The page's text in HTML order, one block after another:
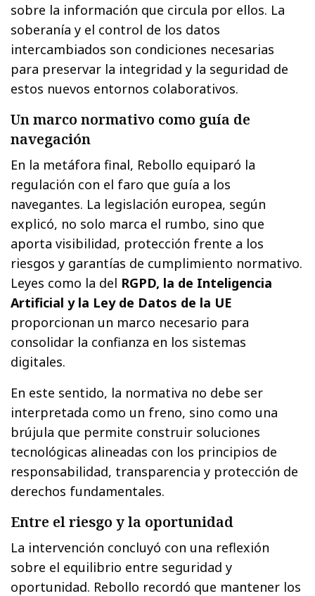
sobre la información que circula por ellos. La
soberanía y el control de los datos
intercambiados son condiciones necesarias
para preservar la integridad y la seguridad de
estos nuevos entornos colaborativos.
Un marco normativo como guía de
navegación
En la metáfora final, Rebollo equiparó la
regulación con el faro que guía a los
navegantes. La legislación europea, según
explicó, no solo marca el rumbo, sino que
aporta visibilidad, protección frente a los
riesgos y garantías de cumplimiento normativo.
Leyes como la del RGPD, la de Inteligencia
Artificial y la Ley de Datos de la UE
proporcionan un marco necesario para
consolidar la confianza en los sistemas
digitales.
En este sentido, la normativa no debe ser
interpretada como un freno, sino como una
brújula que permite construir soluciones
tecnológicas alineadas con los principios de
responsabilidad, transparencia y protección de
derechos fundamentales.
Entre el riesgo y la oportunidad
La intervención concluyó con una reflexión
sobre el equilibrio entre seguridad y
oportunidad. Rebollo recordó que mantener los